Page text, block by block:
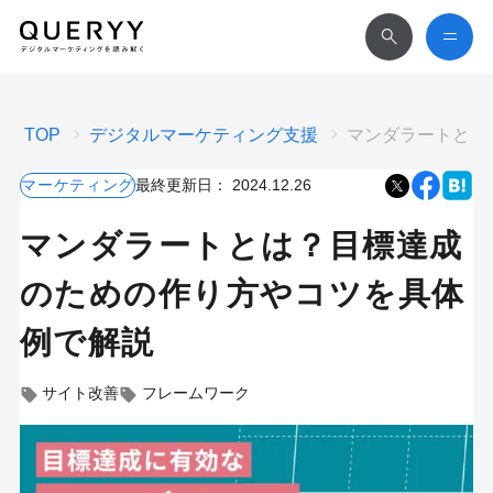
TOP デジタルマーケティング支援 マンダラートと
マーケティング最終更新日： 2024.12.26
マンダラートとは？目標達成
のための作り方やコツを具体
例で解説
サイト改善 フレームワーク